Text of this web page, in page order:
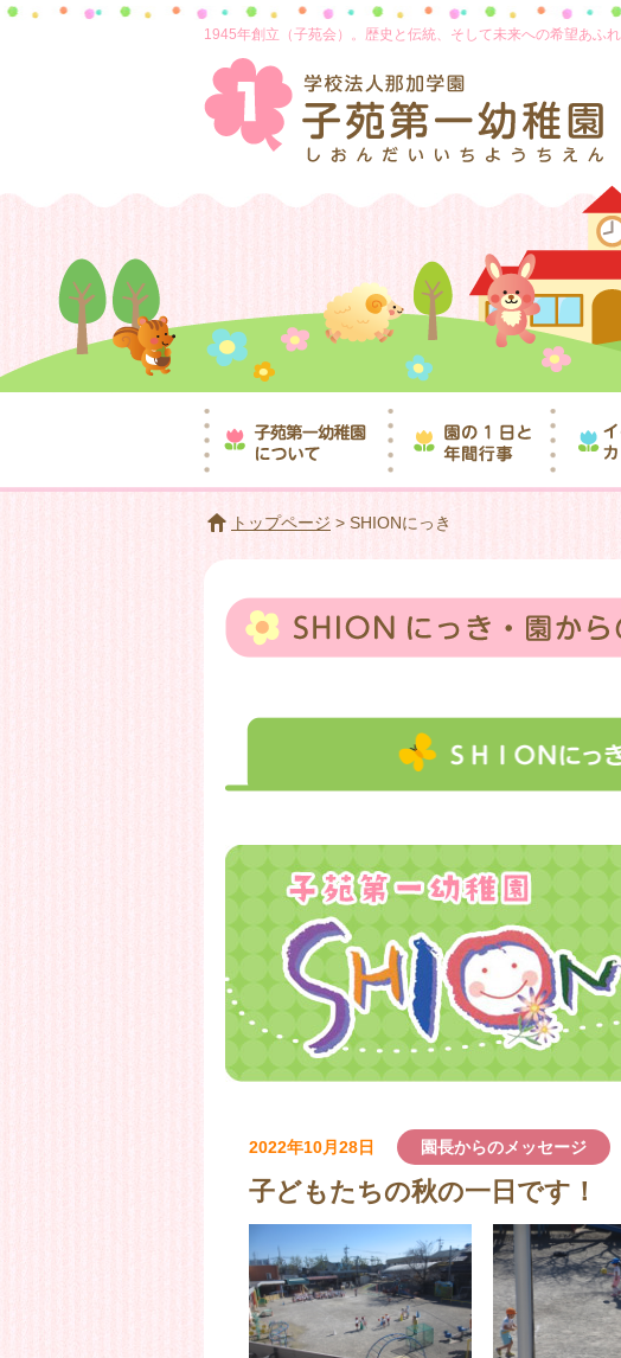
1945年創立（子苑会）。歴史と伝統、そして未来への希望あふ
トップページ > SHIONにっき
2022年10月28日 園長からのメッセージ
子どもたちの秋の一日です！